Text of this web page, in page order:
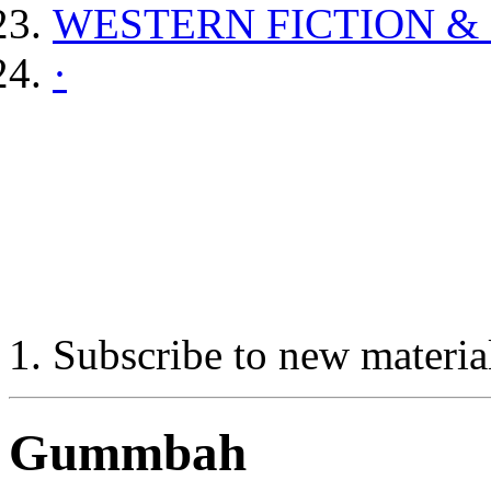
WESTERN FICTION
·
Subscribe to new
Gummbah